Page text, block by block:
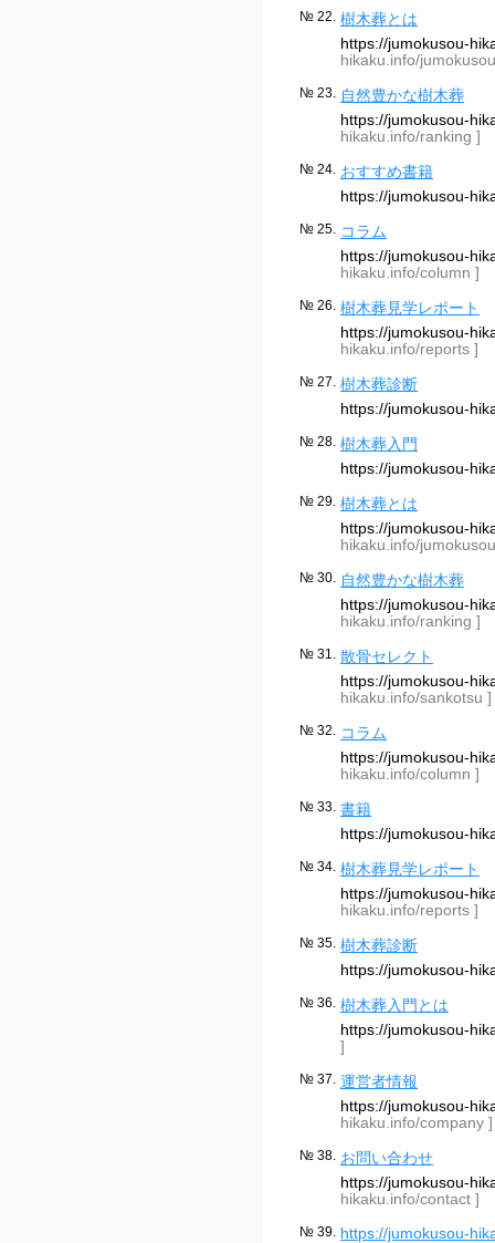
№ 22. 樹木葬とは
https://jumokusou-
hikaku.info/
№ 23.
自然豊かな樹木葬
https://jumokusou-
hikaku.info/ranking ]
№ 24. おすすめ書籍
https://jumokusou-
№ 25.
コラム
https://jumokusou-
hikaku.info/column ]
№ 26. 樹木葬見学レポート
https://jumokusou-
hikaku.info/reports ]
№ 27. 樹木葬診断
https://jumokusou-
№ 28. 樹木葬入門
https://jumokusou-
№ 29. 樹木葬とは
https://jumokusou-
hikaku.info/
№ 30.
自然豊かな樹木葬
https://jumokusou-
hikaku.info/ranking ]
№ 31.
散骨セレクト
https://jumokusou-
hikaku.info/sankotsu ]
№ 32.
コラム
https://jumokusou-
hikaku.info/column ]
№ 33. 書籍
https://jumokusou-
№ 34. 樹木葬見学レポート
https://jumokusou-
hikaku.info/reports ]
№ 35. 樹木葬診断
https://jumokusou-
№ 36. 樹木葬入門とは
https://jumokusou-
]
№ 37. 運営者情報
https://jumokusou-
hikaku.info/company ]
№ 38. お問い合わせ
https://jumokusou-
hikaku.info/contact ]
№ 39. https://jumokusou-